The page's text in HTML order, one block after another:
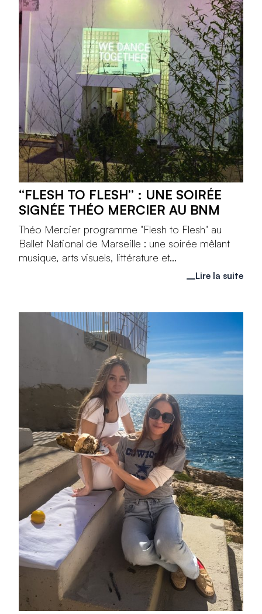
“FLESH TO FLESH” : UNE SOIRÉE
SIGNÉE THÉO MERCIER AU BNM
Théo Mercier programme "Flesh to Flesh" au
Ballet National de Marseille : une soirée mêlant
musique, arts visuels, littérature et...
Lire la suite